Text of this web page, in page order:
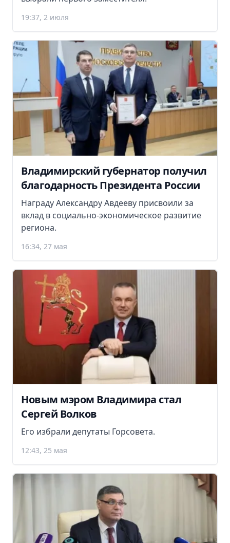
19:37, 2 июля
Владимирский губернатор получил
благодарность Президента России
Награду Александру Авдееву присвоили за
вклад в социально-экономическое развитие
региона.
16:34, 27 мая
Новым мэром Владимира стал
Сергей Волков
Его избрали депутаты Горсовета.
12:43, 25 мая